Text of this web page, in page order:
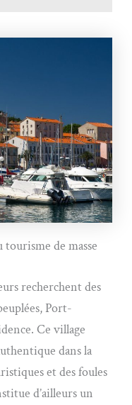
de masse
recherchent des
Port-
Ce village
dans la
et des foules
d’ailleurs un